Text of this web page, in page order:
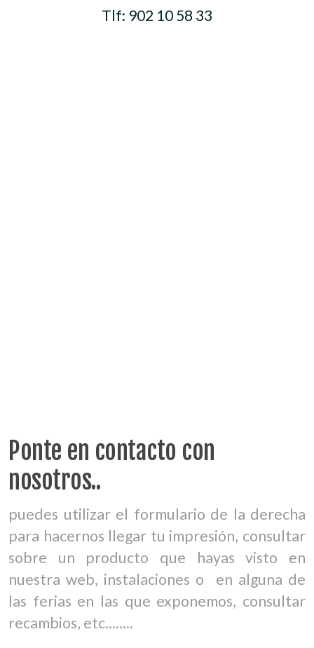
Tlf: 902 10 58 33
Ponte en contacto con
nosotros..
puedes utilizar el formulario de la derecha
para hacernos llegar tu impresión, consultar
sobre un producto que hayas visto en
nuestra web, instalaciones o en alguna de
las ferias en las que exponemos, consultar
recambios, etc........